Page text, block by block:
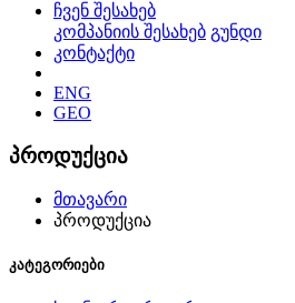
ჩვენ შესახებ
კომპანიის შესახებ გუნდი
კონტაქტი
ENG
GEO
პროდუქცია
მთავარი
პროდუქცია
კატეგორიები